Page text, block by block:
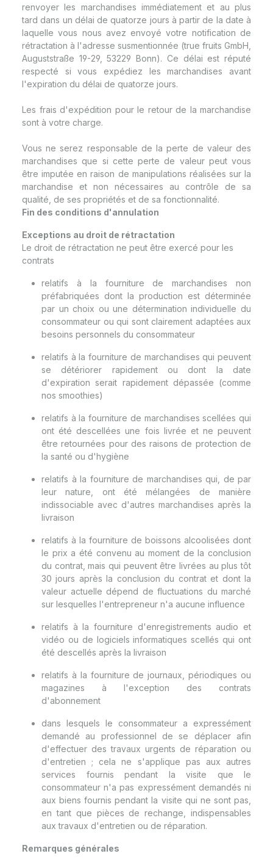
renvoyer les marchandises immédiatement et au plus
tard dans un délai de quatorze jours à partir de la date à
laquelle vous nous avez envoyé votre notification de
rétractation à l'adresse susmentionnée (true fruits GmbH,
Auguststraße 19-29, 53229 Bonn). Ce délai est réputé
respecté si vous expédiez les marchandises avant
l'expiration du délai de quatorze jours.
Les frais d'expédition pour le retour de la marchandise
sont à votre charge.
Vous ne serez responsable de la perte de valeur des
marchandises que si cette perte de valeur peut vous
être imputée en raison de manipulations réalisées sur la
marchandise et non nécessaires au contrôle de sa
qualité, de ses propriétés et de sa fonctionnalité.
Fin des conditions d'annulation
Exceptions au droit de rétractation
Le droit de rétractation ne peut être exercé pour les
contrats
relatifs à la fourniture de marchandises non
préfabriquées dont la production est déterminée
par un choix ou une détermination individuelle du
consommateur ou qui sont clairement adaptées aux
besoins personnels du consommateur
relatifs à la fourniture de marchandises qui peuvent
se détériorer rapidement ou dont la date
d'expiration serait rapidement dépassée (comme
nos smoothies)
relatifs à la fourniture de marchandises scellées qui
ont été descellées une fois livrée et ne peuvent
être retournées pour des raisons de protection de
la santé ou d'hygiène
relatifs à la fourniture de marchandises qui, de par
leur nature, ont été mélangées de manière
indissociable avec d'autres marchandises après la
livraison
relatifs à la fourniture de boissons alcoolisées dont
le prix a été convenu au moment de la conclusion
du contrat, mais qui peuvent être livrées au plus tôt
30 jours après la conclusion du contrat et dont la
valeur actuelle dépend de fluctuations du marché
sur lesquelles l'entrepreneur n'a aucune influence
relatifs à la fourniture d'enregistrements audio et
vidéo ou de logiciels informatiques scellés qui ont
été descellés après la livraison
relatifs à la fourniture de journaux, périodiques ou
magazines à l'exception des contrats
d'abonnement
dans lesquels le consommateur a expressément
demandé au professionnel de se déplacer afin
d'effectuer des travaux urgents de réparation ou
d'entretien ; cela ne s'applique pas aux autres
services fournis pendant la visite que le
consommateur n'a pas expressément demandés ni
aux biens fournis pendant la visite qui ne sont pas,
en tant que pièces de rechange, indispensables
aux travaux d'entretien ou de réparation.
Remarques générales